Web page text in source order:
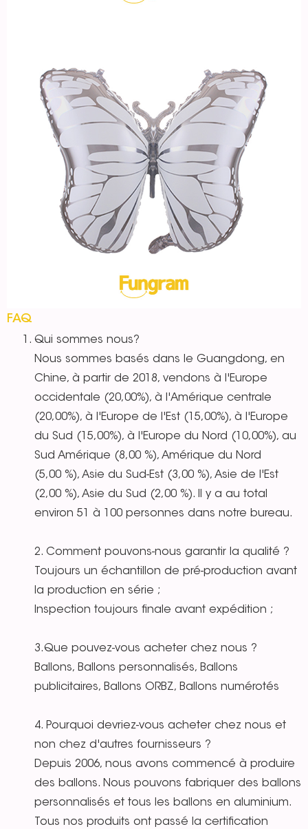
FAQ
Qui sommes nous?
Nous sommes basés dans le Guangdong, en
Chine, à partir de 2018, vendons à l'Europe
occidentale (20,00%), à l'Amérique centrale
(20,00%), à l'Europe de l'Est (15,00%), à l'Europe
du Sud (15,00%), à l'Europe du Nord (10,00%), au
Sud Amérique (8,00 %), Amérique du Nord
(5,00 %), Asie du Sud-Est (3,00 %), Asie de l'Est
(2,00 %), Asie du Sud (2,00 %). Il y a au total
environ 51 à 100 personnes dans notre bureau.
2. Comment pouvons-nous garantir la qualité ?
Toujours un échantillon de pré-production avant
la production en série ;
Inspection toujours finale avant expédition ;
3.Que pouvez-vous acheter chez nous ?
Ballons, Ballons personnalisés, Ballons
publicitaires, Ballons ORBZ, Ballons numérotés
4. Pourquoi devriez-vous acheter chez nous et
non chez d'autres fournisseurs ?
Depuis 2006, nous avons commencé à produire
des ballons. Nous pouvons fabriquer des ballons
personnalisés et tous les ballons en aluminium.
Tous nos produits ont passé la certification